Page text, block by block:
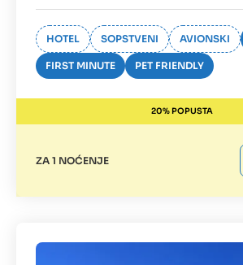
HOTEL SOPSTVENI AVIONSKI
FIRST MINUTE PET FRIENDLY
20% POPUSTA
ZA 1 NOĆENJE